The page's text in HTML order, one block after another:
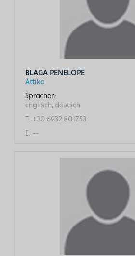
BLAGA PENELOPE
Attika
Sprachen:
englisch, deutsch
T: +30 6932.801753
E: --